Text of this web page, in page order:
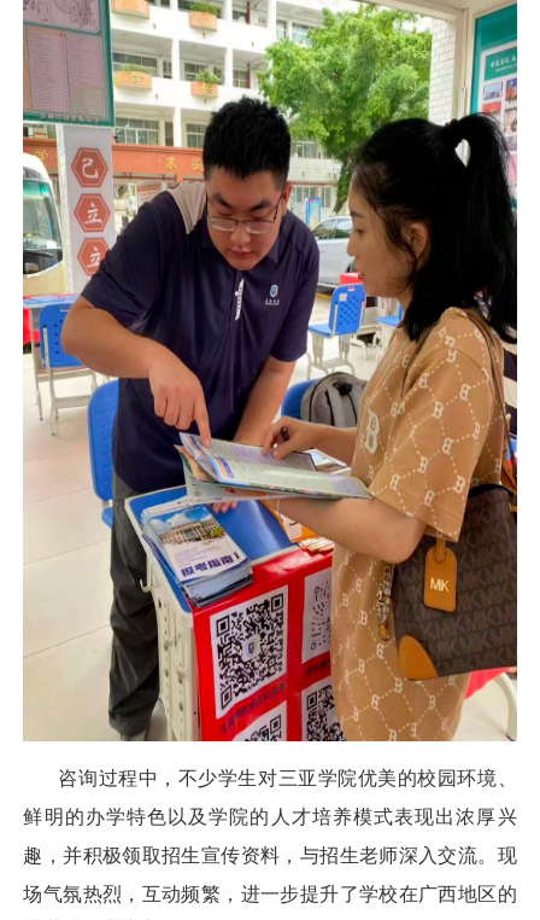
咨询过程中，不少学生对三亚学院优美的校园环境、
鲜明的办学特色以及学院的人才培养模式表现出浓厚兴
趣，并积极领取招生宣传资料，与招生老师深入交流。现
场气氛热烈，互动频繁，进一步提升了学校在广西地区的